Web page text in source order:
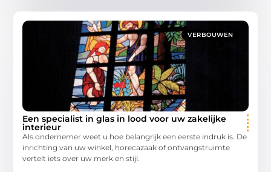
VERBOUWEN
Een specialist in glas in lood voor uw zakelijke
interieur
Als ondernemer weet u hoe belangrijk een eerste indruk is. De
inrichting van uw winkel, horecazaak of ontvangstruimte
vertelt iets over uw merk en stijl.